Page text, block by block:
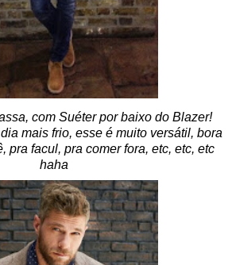
com Suéter por baixo do Blazer!
mais frio, esse é muito versátil, bora
pra facul, pra comer fora, etc, etc, etc
haha